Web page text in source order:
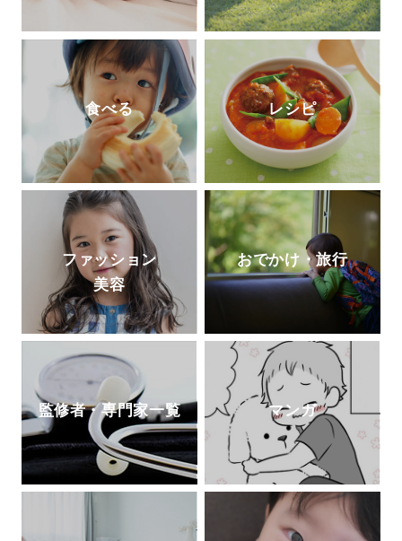
食べる レシピ
ファッション
美容
おでかけ・旅行
監修者・専門家一覧 マンガ